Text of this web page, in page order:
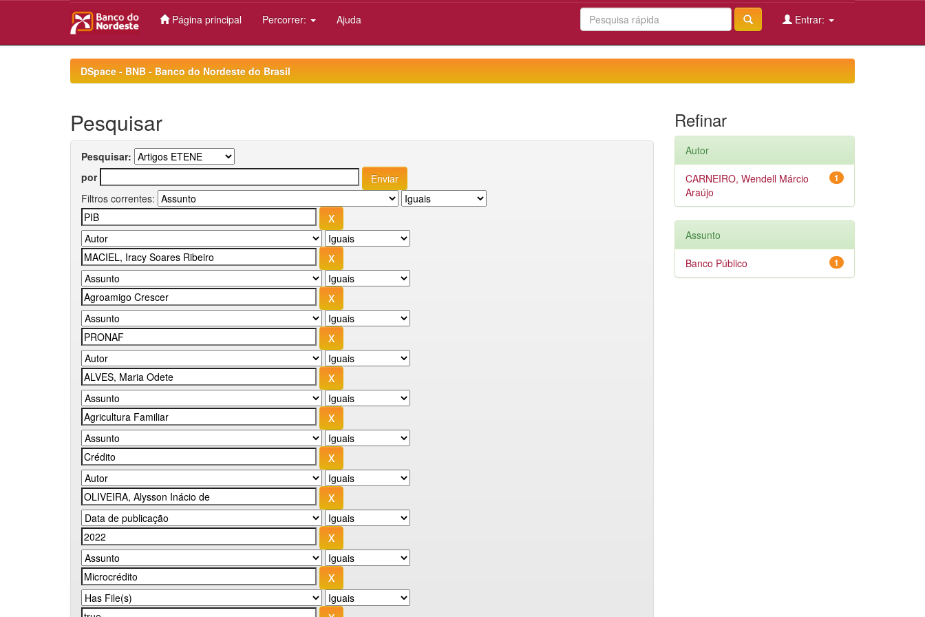
Página principal Percorrer: Ajuda Entrar:
DSpace - BNB - Banco do Nordeste do Brasil
Pesquisar
Pesquisar:
por
Filtros correntes:
Refinar
Autor
1
CARNEIRO, Wendell Márcio
Araújo
Assunto
1
Banco Público